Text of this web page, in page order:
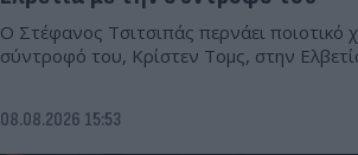
Ο Στέφανος Τσιτσιπάς περνάει ποιοτικό
σύντροφό του, Κρίστεν Τομς, στην
08.08.2026 15:53